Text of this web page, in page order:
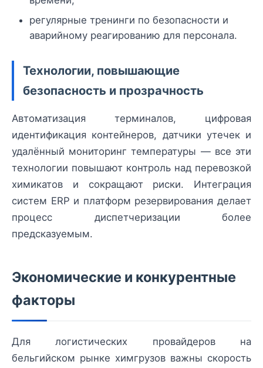
регулярные тренинги по безопасности и
аварийному реагированию для персонала.
Технологии, повышающие
безопасность и прозрачность
Автоматизация терминалов, цифровая
идентификация контейнеров, датчики утечек и
удалённый мониторинг температуры — все эти
технологии повышают контроль над перевозкой
химикатов и сокращают риски. Интеграция
систем ERP и платформ резервирования делает
процесс диспетчеризации более
предсказуемым.
Экономические и конкурентные
факторы
Для логистических провайдеров на
бельгийском рынке химгрузов важны скорость